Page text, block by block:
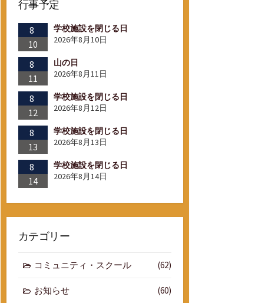
行事予定
8
10
学校施設を閉じる日
2026年8月10日
8
11
山の日
2026年8月11日
8
12
学校施設を閉じる日
2026年8月12日
8
13
学校施設を閉じる日
2026年8月13日
8
14
学校施設を閉じる日
2026年8月14日
カテゴリー
コミュニティ・スクール (62)
お知らせ (60)